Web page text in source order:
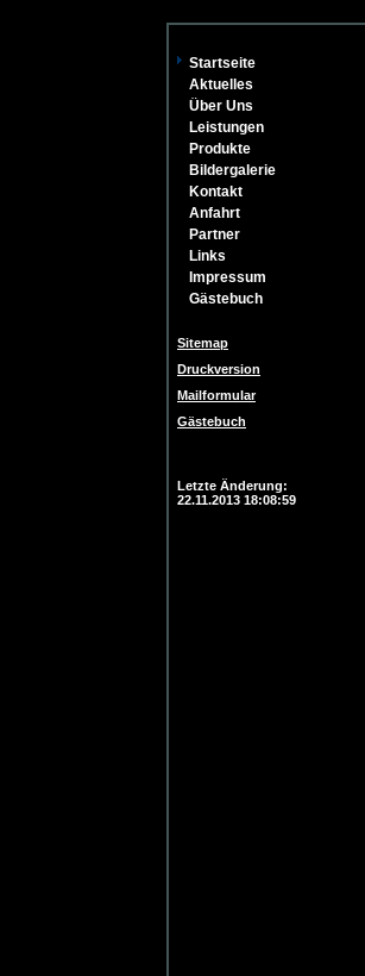
Startseite
Aktuelles
Über Uns
Leistungen
Produkte
Bildergalerie
Kontakt
Anfahrt
Partner
Links
Impressum
Gästebuch
Sitemap
Druckversion
Mailformular
Gästebuch
Letzte Änderung:
22.11.2013 18:08:59